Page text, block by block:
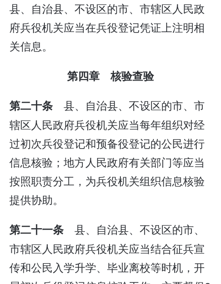
县、自治县、不设区的市、市辖区人民政
府兵役机关应当在兵役登记凭证上注明相
关信息。
第四章 核验查验
第二十条 县、自治县、不设区的市、市
辖区人民政府兵役机关应当每年组织对经
过初次兵役登记和预备役登记的公民进行
信息核验；地方人民政府有关部门等应当
按照职责分工，为兵役机关组织信息核验
提供协助。
第二十一条 县、自治县、不设区的市、
市辖区人民政府兵役机关应当结合征兵宣
传和公民入学升学、毕业离校等时机，开